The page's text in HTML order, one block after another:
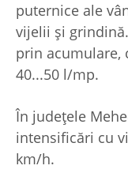
puternice ale
vijelii şi
prin acumulare,
40...50 l/mp.
În judeţele
intensificări cu
km/h.